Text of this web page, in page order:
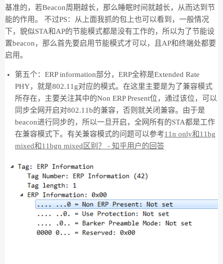
基准的，若Beacon周期越长，那么睡眠时间就越长，从而达到节
能的作用。 不过PS：从上面我抓的包上也可以看到，一般情况
下，貌似STA和AP的节能模式都是没有工作的，所以为了节能设
置beacon，那么首先要启用节能模式才可以，且AP和终端处都要
启用。
第五个：ERP information部分，ERP全称是Extended Rate
PHY，就是802.11g对应的模式。在这里主要是为了兼容模式
所存在，主要关注其中的Non ERP Present位，通过该位，可以
同步全网开启对802.11b的兼容，否则就关闭兼容。由于是
beacon进行同步的，所以一旦开启，全网所有的STA都是工作
在兼容模式下。有关兼容模式的问题可以参考11n only和11bg
mixed和11bgn mixed区别？ - 知乎用户的回答